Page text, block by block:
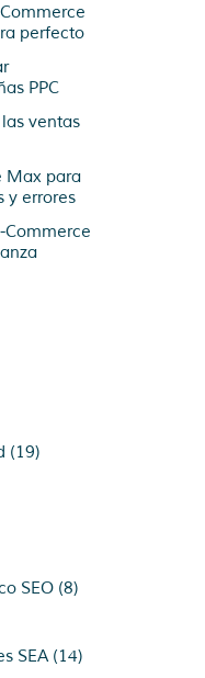
perfecto
PPC
ventas
Max para
y errores
(19)
SEO (8)
SEA(14)